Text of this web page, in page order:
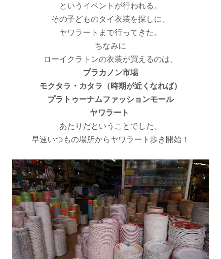
というイベントが行われる。
その子どものタイ衣装を探しに、
ヤワラートまで行ってきた。
ちなみに
ローイクラトンの衣装が買えるのは、
プラカノン市場
モクタラ・カタラ（時期が近くなれば）
プラトゥーナムファッションモール
ヤワラート
あたりだということでした。
早速いつもの場所からヤワラート歩き開始！